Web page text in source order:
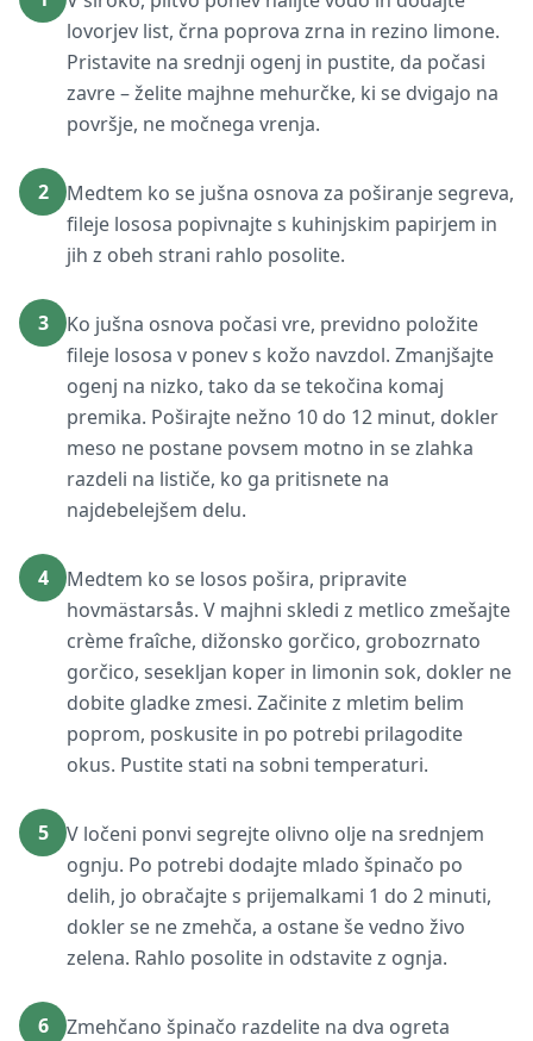
lovorjev list, črna poprova zrna in rezino limone.
Pristavite na srednji ogenj in pustite, da počasi
zavre – želite majhne mehurčke, ki se dvigajo na
površje, ne močnega vrenja.
2
Medtem ko se jušna osnova za poširanje segreva,
fileje lososa popivnajte s kuhinjskim papirjem in
jih z obeh strani rahlo posolite.
3
Ko jušna osnova počasi vre, previdno položite
fileje lososa v ponev s kožo navzdol. Zmanjšajte
ogenj na nizko, tako da se tekočina komaj
premika. Poširajte nežno 10 do 12 minut, dokler
meso ne postane povsem motno in se zlahka
razdeli na lističe, ko ga pritisnete na
najdebelejšem delu.
4
Medtem ko se losos pošira, pripravite
hovmästarsås. V majhni skledi z metlico zmešajte
crème fraîche, dižonsko gorčico, grobozrnato
gorčico, sesekljan koper in limonin sok, dokler ne
dobite gladke zmesi. Začinite z mletim belim
poprom, poskusite in po potrebi prilagodite
okus. Pustite stati na sobni temperaturi.
5
V ločeni ponvi segrejte olivno olje na srednjem
ognju. Po potrebi dodajte mlado špinačo po
delih, jo obračajte s prijemalkami 1 do 2 minuti,
dokler se ne zmehča, a ostane še vedno živo
zelena. Rahlo posolite in odstavite z ognja.
6
Zmehčano špinačo razdelite na dva ogreta